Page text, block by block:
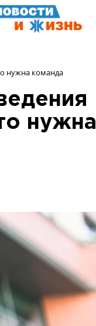
нужна команда
нужна